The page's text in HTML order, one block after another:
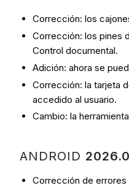
Corrección: los
Corrección: los pines
Control documental.
Adición: ahora se
Corrección: la tarjeta
accedido al usuario.
Cambio: la
ANDROID
Corrección de